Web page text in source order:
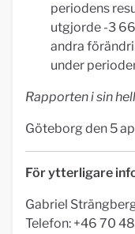
periodens
utgjorde -3
andra
under
Rapporten i sin
Göteborg den 5
För ytterligare
Gabriel
Telefon: +46 70